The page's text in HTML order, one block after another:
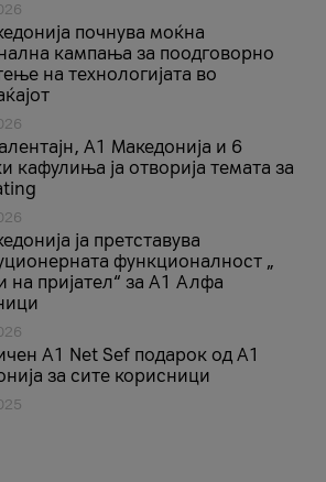
почнува моќна
кампања за поодговорно
на технологијата во
A1 Македонија и 6
кафулиња ја отворија темата за
ја претставува
функционалност „
на пријател“ за А1 Алфа
A1 Net Sеf подарок од А1
за сите корисници